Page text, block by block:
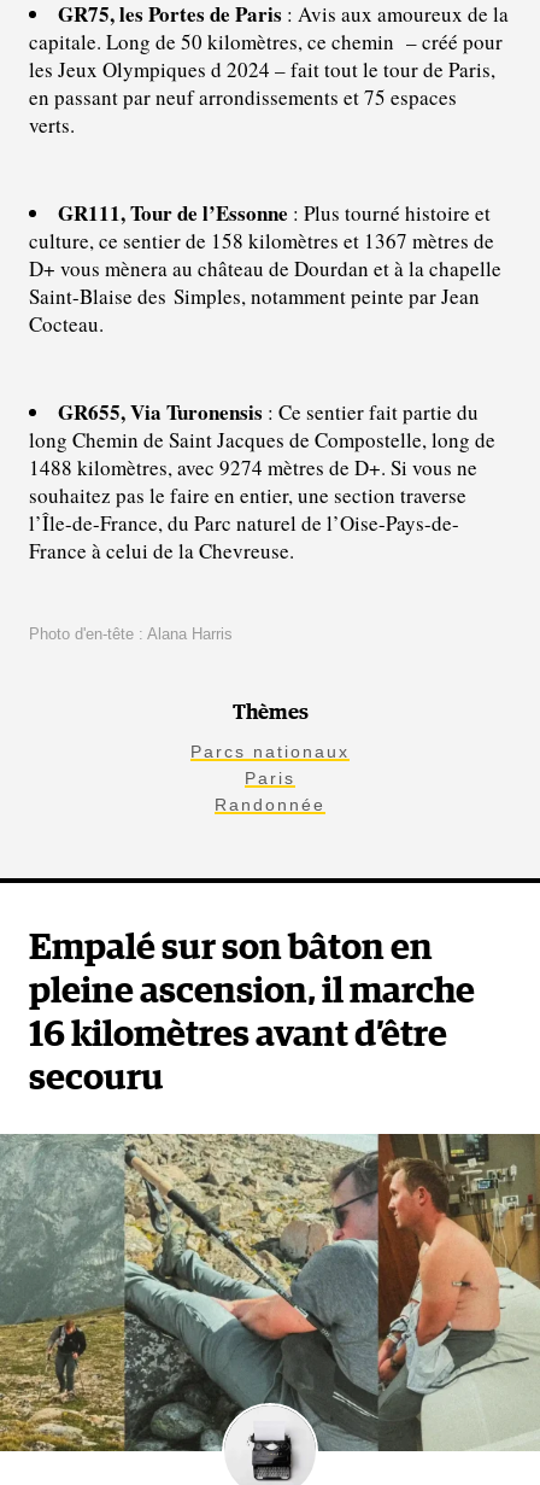
GR75, les Portes de Paris : Avis aux amoureux de la
capitale. Long de 50 kilomètres, ce chemin – créé pour
les Jeux Olympiques d 2024 – fait tout le tour de Paris,
en passant par neuf arrondissements et 75 espaces
verts.
GR111, Tour de l’Essonne : Plus tourné histoire et
culture, ce sentier de 158 kilomètres et 1367 mètres de
D+ vous mènera au château de Dourdan et à la chapelle
Saint-Blaise des Simples, notamment peinte par Jean
Cocteau.
GR655, Via Turonensis : Ce sentier fait partie du
long Chemin de Saint Jacques de Compostelle, long de
1488 kilomètres, avec 9274 mètres de D+. Si vous ne
souhaitez pas le faire en entier, une section traverse
l’Île-de-France, du Parc naturel de l’Oise-Pays-de-
France à celui de la Chevreuse.
Photo d'en-tête : Alana Harris
Thèmes
Parcs nationaux
Paris
Randonnée
Empalé sur son bâton en
pleine ascension, il marche
16 kilomètres avant d’être
secouru